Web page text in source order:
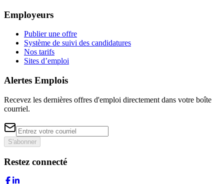
Employeurs
Publier une offre
Système de suivi des candidatures
Nos tarifs
Sites d’emploi
Alertes Emplois
Recevez les dernières offres d'emploi directement dans votre boîte
courriel.
S'abonner
Restez connecté